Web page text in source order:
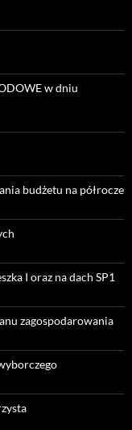
w dniu
budżetu na półrocze
I oraz na dach SP1
zagospodarowania